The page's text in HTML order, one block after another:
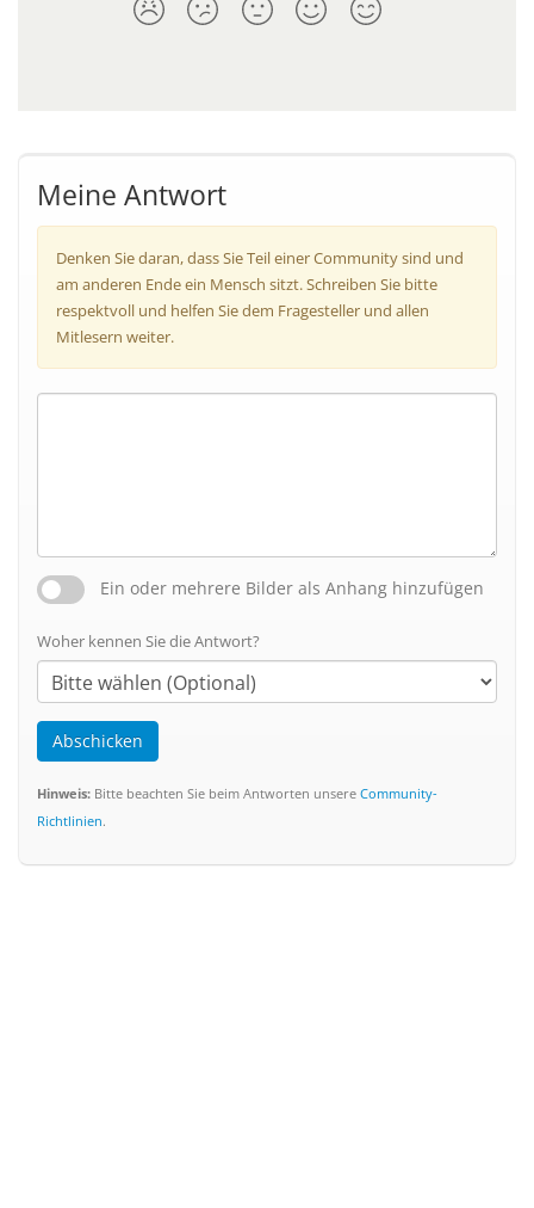
Meine Antwort
Denken Sie daran, dass Sie Teil einer Community sind und
am anderen Ende ein Mensch sitzt. Schreiben Sie bitte
respektvoll und helfen Sie dem Fragesteller und allen
Mitlesern weiter.
Ein oder mehrere Bilder als Anhang hinzufügen
Woher kennen Sie die Antwort?
Abschicken
Hinweis: Bitte beachten Sie beim Antworten unsere Community-
Richtlinien.